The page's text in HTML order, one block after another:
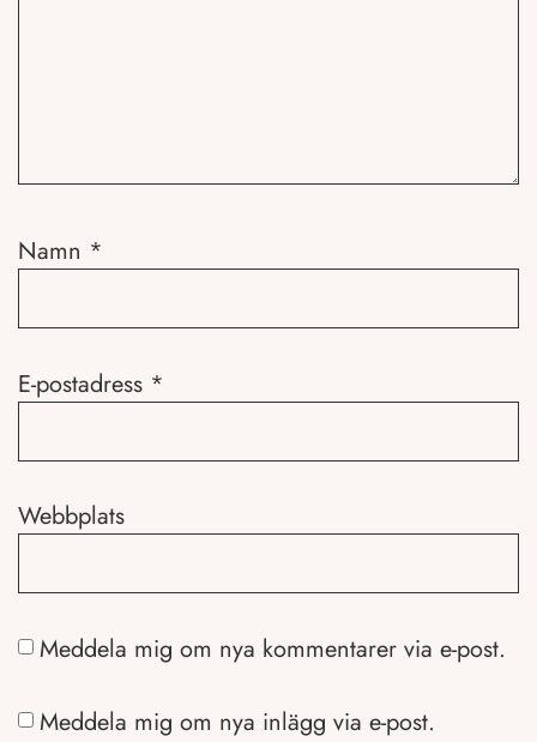
Namn *
E-postadress *
Webbplats
Meddela mig om nya kommentarer via e-post.
Meddela mig om nya inlägg via e-post.